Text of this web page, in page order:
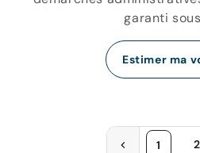
garanti
Estimer ma
1 2